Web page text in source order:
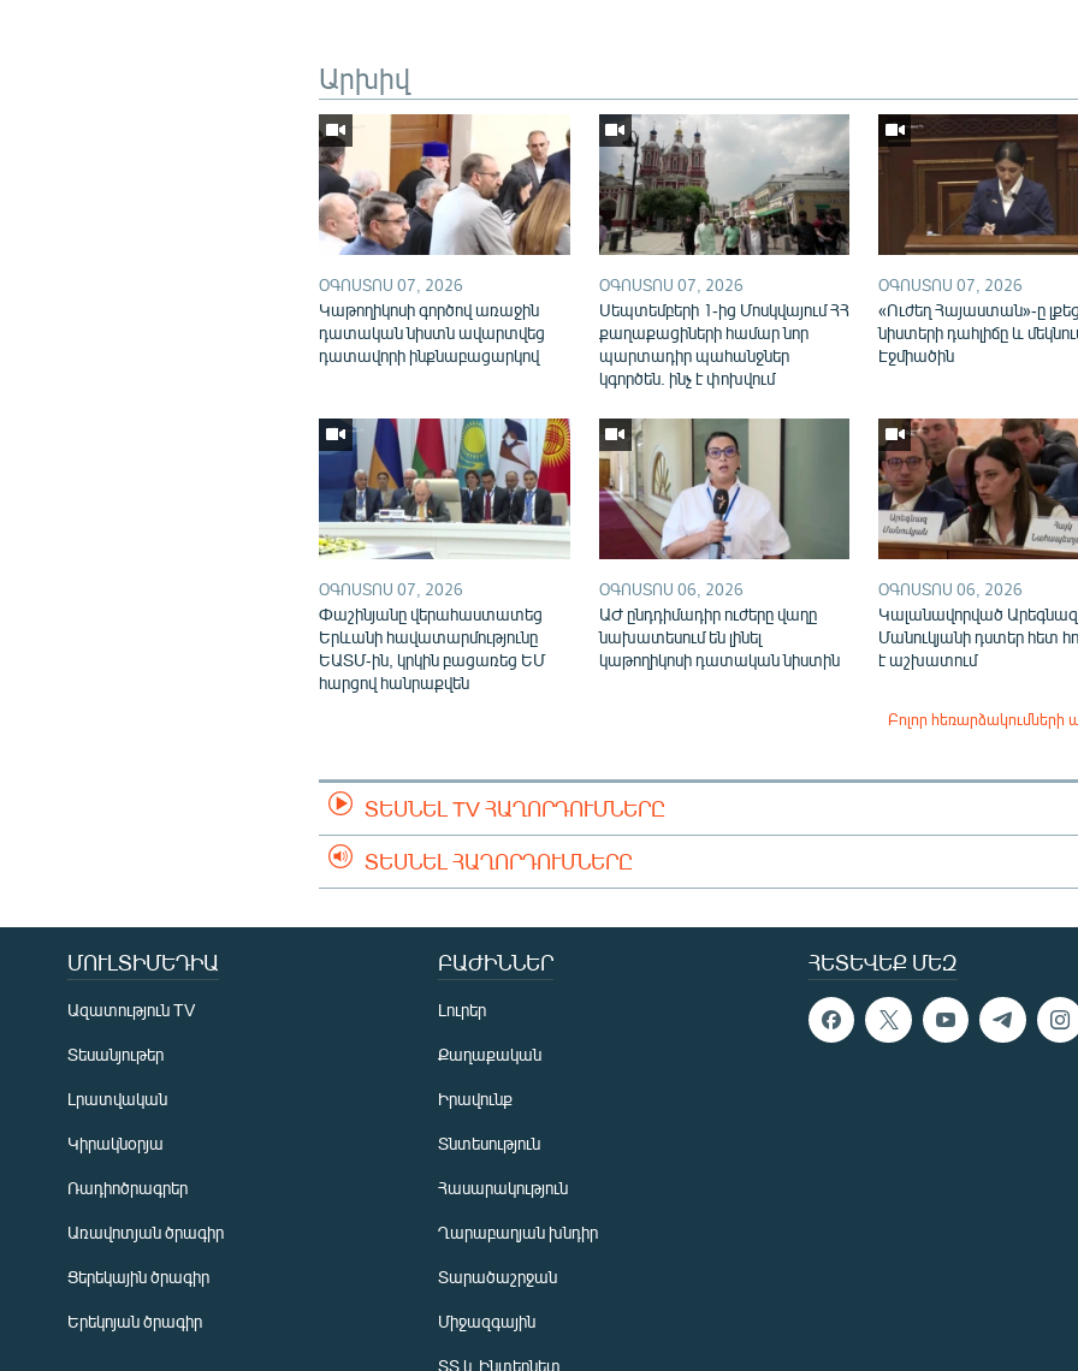
240p
720p
Արխիվ
ՕԳՈՍՏՈՍ 07, 2026
Կաթողիկոսի գործով առաջին
դատական նիստն ավարտվեց
դատավորի ինքնաբացարկով
ՕԳՈՍՏՈՍ 07, 2026
Սեպտեմբերի 1-ից Մոսկվայում ՀՀ
քաղաքացիների համար նոր
պարտադիր պահանջներ
կգործեն. ինչ է փոխվում
ՕԳՈՍՏՈՍ 07, 2026
«Ուժեղ Հայաստան»-ը
նիստերի դահլիճը և
Էջմիածին
ՕԳՈՍՏՈՍ 07, 2026
Փաշինյանը վերահաստատեց
Երևանի հավատարմությունը
ԵԱՏՄ-ին, կրկին բացառեց ԵՄ
հարցով հանրաքվեն
ՕԳՈՍՏՈՍ 06, 2026
ԱԺ ընդդիմադիր ուժերը վաղը
նախատեսում են լինել
կաթողիկոսի դատական նիստին
ՕԳՈՍՏՈՍ 06, 2026
Կալանավորված Արեգնազ
Մանուկյանի դստեր հետ
է աշխատում
Բոլոր հեռարձակումների
ՏԵՍՆԵԼ TV ՀԱՂՈՐԴՈՒՄՆԵՐԸ
ՏԵՍՆԵԼ ՀԱՂՈՐԴՈՒՄՆԵՐԸ
ՀԵՏԵՎԵՔ ՄԵԶ
ՄՈՒԼՏԻՄԵԴԻԱ
Ազատություն TV
Տեսանյութեր
Լրատվական
Կիրակնօրյա
Ռադիոծրագրեր
Առավոտյան ծրագիր
Ցերեկային ծրագիր
Երեկոյան ծրագիր
ԲԱԺԻՆՆԵՐ
Լուրեր
Քաղաքական
Իրավունք
Տնտեսություն
Հասարակություն
Ղարաբաղյան խնդիր
Տարածաշրջան
Միջազգային
ՏՏ և Ինտերնետ